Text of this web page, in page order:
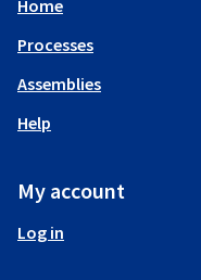
Home
Processes
Assemblies
Help
My account
Log in